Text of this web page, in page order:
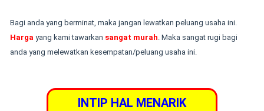
Bagi anda yang berminat, maka jangan lewatkan peluang usaha ini.
Harga yang kami tawarkan sangat murah . Maka sangat rugi bagi
anda yang melewatkan kesempatan/peluang usaha ini.